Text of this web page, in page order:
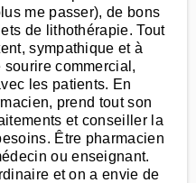
me passer), de bons
de lithothérapie. Tout
sympathique et à
sourire commercial,
les patients. En
prend tout son
et conseiller la
Être pharmacien
ou enseignant.
et on a envie de